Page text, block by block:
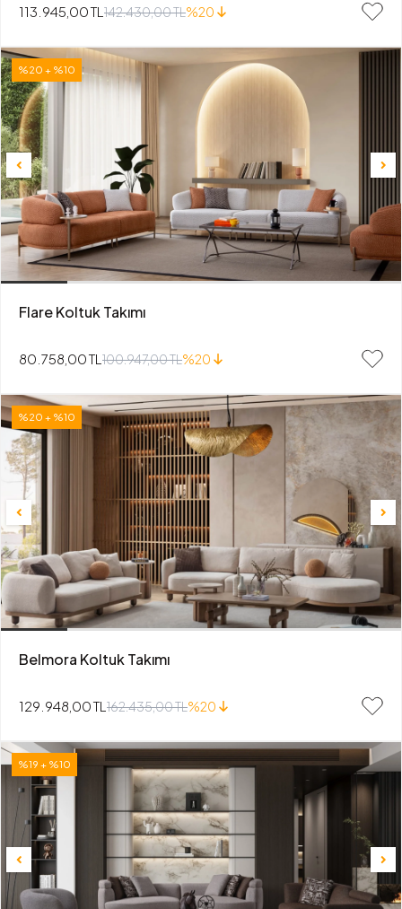
113.945,00 TL 142.430,00 TL%20
%20 + %10
Flare Koltuk Takımı
80.758,00 TL 100.947,00 TL%20
%20 + %10
Belmora Koltuk Takımı
129.948,00 TL 162.435,00 TL%20
%19 + %10